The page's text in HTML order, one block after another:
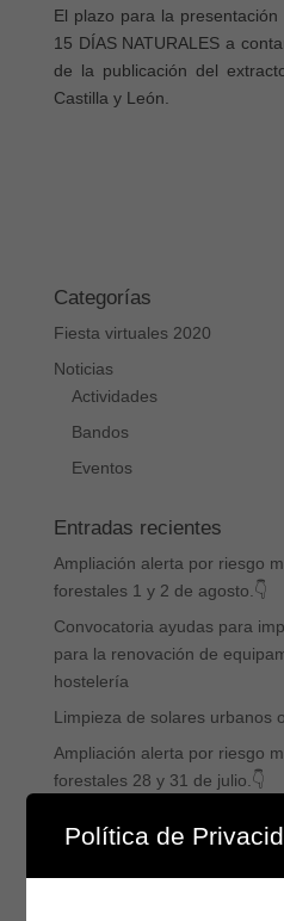
El plazo para la
15 DÍAS NATURALES a
de la publicación del
Castilla y León.
Categorías
Fiesta virtuales 2020
Noticias
Actividades
Bandos
Eventos
Entradas recientes
Ampliación alerta por riesgo
forestales 1 y 2 de agosto.👇
Convocatoria ayudas para
para la renovación de
hostelería
Limpieza de solares urbanos
Ampliación alerta por riesgo
forestales 28 y 31 de julio.👇
Etiquetas
Política de